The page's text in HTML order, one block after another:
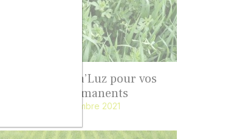
solution Perma’Luz pour vos
couverts permanents
publié 7 septembre 2021